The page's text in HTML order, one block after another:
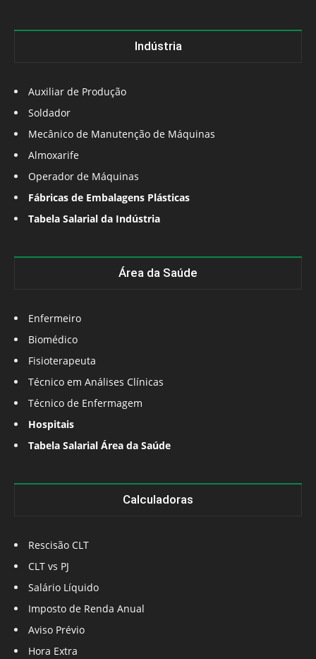
Indústria
Auxiliar de Produção
Soldador
Mecânico de Manutenção de Máquinas
Almoxarife
Operador de Máquinas
Fábricas de Embalagens Plásticas
Tabela Salarial da Indústria
Área da Saúde
Enfermeiro
Biomédico
Fisioterapeuta
Técnico em Análises Clínicas
Técnico de Enfermagem
Hospitais
Tabela Salarial Área da Saúde
Calculadoras
Rescisão CLT
CLT vs PJ
Salário Líquido
Imposto de Renda Anual
Aviso Prévio
Hora Extra